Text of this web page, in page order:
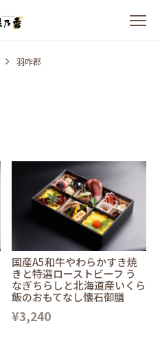
羽咋郡
国産A5和牛やわらかすき焼
きと特選ローストビーフ う
なぎちらしと北海道産いくら
飯のおもてなし懐石御膳
¥3,240